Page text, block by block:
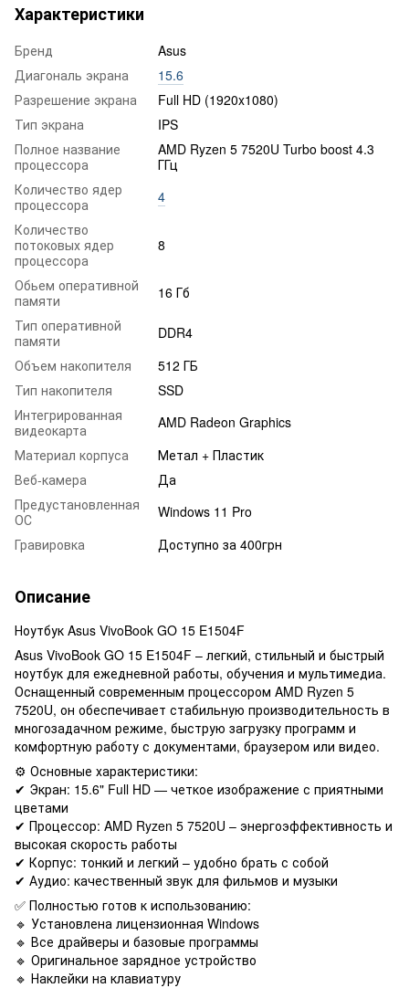
Характеристики
Бренд
Asus
Диагональ экрана
15.6
Разрешение экрана
Full HD (1920x1080)
Тип экрана
IPS
Полное название
процессора
AMD Ryzen 5 7520U Turbo boost 4.3
ГГц
Количество ядер
процессора
4
Количество
потоковых ядер
процессора
8
Обьем оперативной
памяти
16 Гб
Тип оперативной
памяти
DDR4
Объем накопителя
512 ГБ
Тип накопителя
SSD
Интегрированная
видеокарта
AMD Radeon Graphics
Материал корпуса
Метал + Пластик
Веб-камера
Да
Предустановленная
ОС
Windows 11 Pro
Гравировка
Доступно за 400грн
Описание
Ноутбук Asus VivoBook GO 15 E1504F
Asus VivoBook GO 15 E1504F – легкий, стильный и быстрый
ноутбук для ежедневной работы, обучения и мультимедиа.
Оснащенный современным процессором AMD Ryzen 5
7520U, он обеспечивает стабильную производительность в
многозадачном режиме, быструю загрузку программ и
комфортную работу с документами, браузером или видео.
⚙️ Основные характеристики:
✔ Экран: 15.6" Full HD — четкое изображение с приятными
цветами
✔ Процессор: AMD Ryzen 5 7520U – энергоэффективность и
высокая скорость работы
✔ Корпус: тонкий и легкий – удобно брать с собой
✔ Аудио: качественный звук для фильмов и музыки
✅ Полностью готов к использованию:
🔹 Установлена ​​лицензионная Windows
🔹 Все драйверы и базовые программы
🔹 Оригинальное зарядное устройство
🔹 Наклейки на клавиатуру